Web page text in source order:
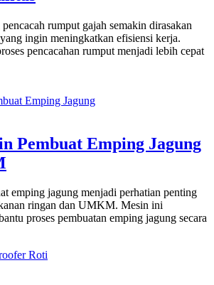
rumput gajah semakin dirasakan
ingin meningkatkan efisiensi kerja.
pencacahan rumput menjadi lebih cepat
Pembuat Emping Jagung
emping jagung menjadi perhatian penting
ringan dan UMKM. Mesin ini
proses pembuatan emping jagung secara